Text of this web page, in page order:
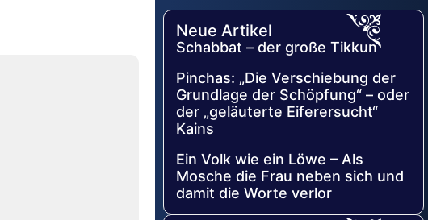
Neue Artikel
Schabbat – der große Tikkun
Pinchas: „Die Verschiebung der
Grundlage der Schöpfung“ – oder
der „geläuterte Eiferersucht“
Kains
Ein Volk wie ein Löwe – Als
Mosche die Frau neben sich und
damit die Worte verlor